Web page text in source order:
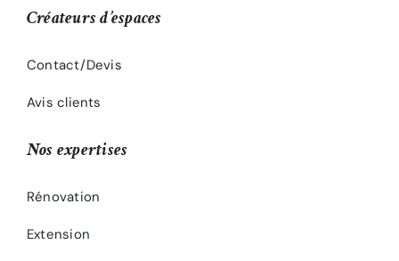
Créateurs d’espaces
Contact/Devis
Avis clients
Nos expertises
Rénovation
Extension